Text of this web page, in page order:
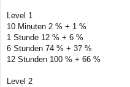
Level 1
10 Minuten 2 % + 1 %
1 Stunde 12 % + 6 %
6 Stunden 74 % + 37 %
12 Stunden 100 % + 66 %
Level 2